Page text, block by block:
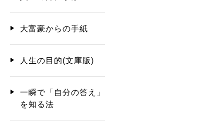
大富豪からの手紙
人生の目的(文庫版)
一瞬で「自分の答え」
を知る法